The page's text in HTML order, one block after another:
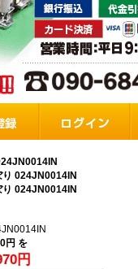
り 024JN0014IN
り 024JN0014IN
円 を
円